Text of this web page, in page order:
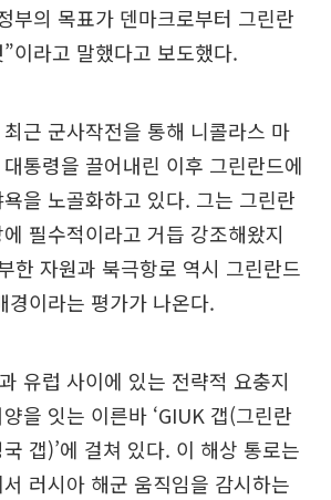
부의 목표가 덴마크로부터 그린란
이라고 말했다고 보도했다.
근 군사작전을 통해 니콜라스 마
통령을 끌어내린 이후 그린란드에
을 노골화하고 있다. 그는 그린란
필수적이라고 거듭 강조해왔지
한 자원과 북극항로 역시 그린란드
경이라는 평가가 나온다.
유럽 사이에 있는 전략적 요충지
을 잇는 이른바 ‘GIUK 갭(그린란
국 갭)’에 걸쳐 있다. 이 해상 통로는
러시아 해군 움직임을 감시하는